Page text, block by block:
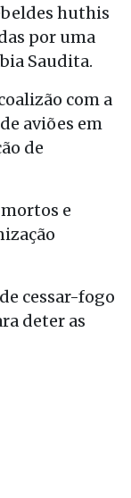
huthis
por uma
Saudita.
com a
aviões em
de
e
cessar-fogo
deter as